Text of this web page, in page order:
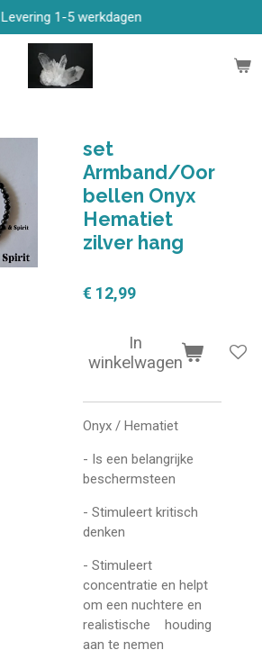
Levering 1-5 werkdagen
set
Armband/Oor
bellen Onyx
Hematiet
zilver hang
€ 12,99
In
winkelwagen
Onyx / Hematiet
- Is een belangrijke
beschermsteen
- Stimuleert kritisch
denken
- Stimuleert
concentratie en helpt
om een nuchtere en
realistische houding
aan te nemen